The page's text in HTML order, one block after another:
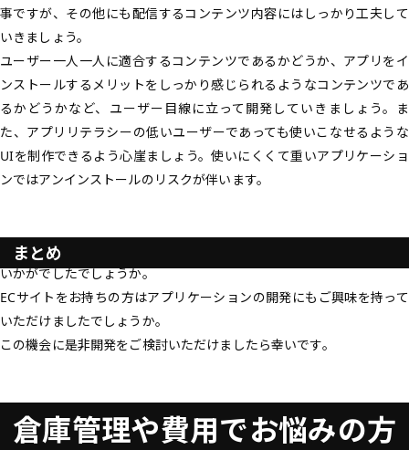
事ですが、その他にも配信するコンテンツ内容にはしっかり工夫して
いきましょう。
ユーザー一人一人に適合するコンテンツであるかどうか、アプリをイ
ンストールするメリットをしっかり感じられるようなコンテンツであ
るかどうかなど、ユーザー目線に立って開発していきましょう。ま
た、アプリリテラシーの低いユーザーであっても使いこなせるような
UIを制作できるよう心崖ましょう。使いにくくて重いアプリケーショ
ンではアンインストールのリスクが伴います。
まとめ
いかがでしたでしょうか。
ECサイトをお持ちの方はアプリケーションの開発にもご興味を持って
いただけましたでしょうか。
この機会に是非開発をご検討いただけましたら幸いです。
倉庫管理や費用でお悩みの方